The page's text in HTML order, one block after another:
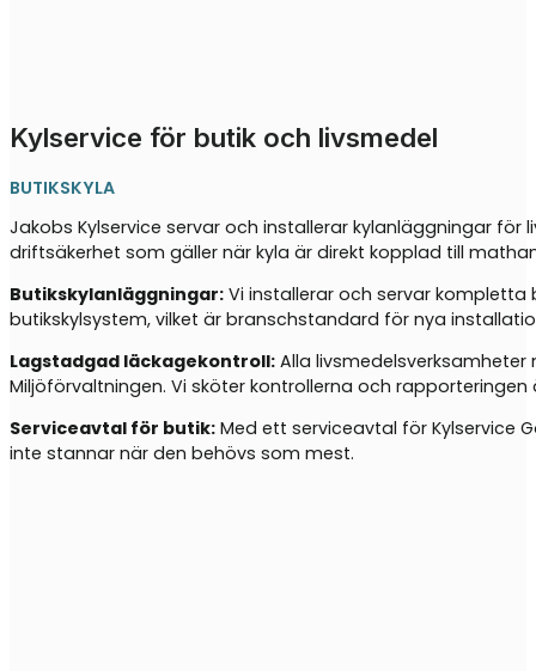
Kylservice för butik och livsmedel
BUTIKSKYLA
Jakobs Kylservice servar och installerar kylanläggningar
driftsäkerhet som gäller när kyla är direkt kopplad till
Butikskylanläggningar: Vi installerar och servar
butikskylsystem, vilket är branschstandard för nya
Lagstadgad läckagekontroll: Alla
Miljöförvaltningen. Vi sköter kontrollerna och
Serviceavtal för butik: Med ett serviceavtal för Kylservice
inte stannar när den behövs som mest.